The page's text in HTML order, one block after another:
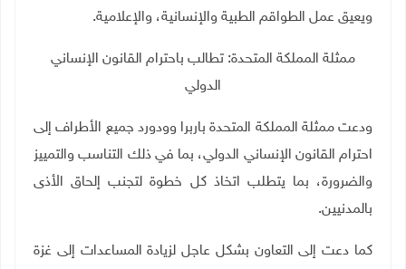
ويعيق عمل الطواقم الطبية والإنسانية، والإعلامية.
ممثلة المملكة المتحدة: تطالب باحترام القانون الإنساني
الدولي
ودعت ممثلة المملكة المتحدة باربرا وودورد جميع الأطراف إلى
احترام القانون الإنساني الدولي، بما في ذلك التناسب والتمييز
والضرورة، بما يتطلب اتخاذ كل خطوة لتجنب إلحاق الأذى
بالمدنيين.
كما دعت إلى التعاون بشكل عاجل لزيادة المساعدات إلى غزة